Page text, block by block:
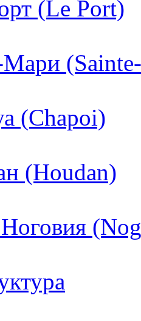
(Le Port)
(Chapoi)
(Houdan)